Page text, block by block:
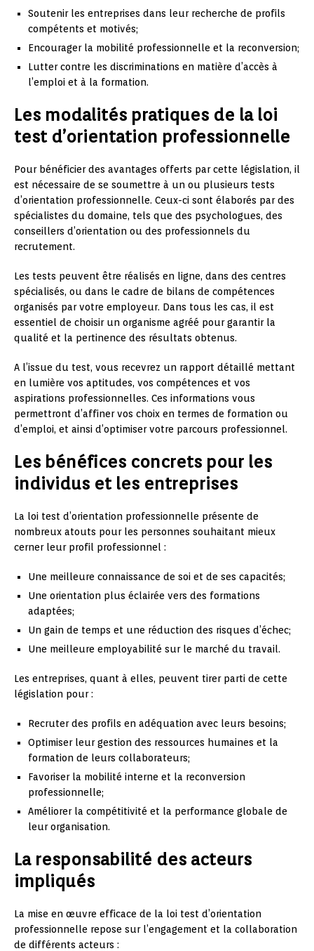
Soutenir les entreprises dans leur recherche de profils
compétents et motivés;
Encourager la mobilité professionnelle et la reconversion;
Lutter contre les discriminations en matière d’accès à
l’emploi et à la formation.
Les modalités pratiques de la loi
test d’orientation professionnelle
Pour bénéficier des avantages offerts par cette législation, il
est nécessaire de se soumettre à un ou plusieurs tests
d’orientation professionnelle. Ceux-ci sont élaborés par des
spécialistes du domaine, tels que des psychologues, des
conseillers d’orientation ou des professionnels du
recrutement.
Les tests peuvent être réalisés en ligne, dans des centres
spécialisés, ou dans le cadre de bilans de compétences
organisés par votre employeur. Dans tous les cas, il est
essentiel de choisir un organisme agréé pour garantir la
qualité et la pertinence des résultats obtenus.
A l’issue du test, vous recevrez un rapport détaillé mettant
en lumière vos aptitudes, vos compétences et vos
aspirations professionnelles. Ces informations vous
permettront d’affiner vos choix en termes de formation ou
d’emploi, et ainsi d’optimiser votre parcours professionnel.
Les bénéfices concrets pour les
individus et les entreprises
La loi test d’orientation professionnelle présente de
nombreux atouts pour les personnes souhaitant mieux
cerner leur profil professionnel :
Une meilleure connaissance de soi et de ses capacités;
Une orientation plus éclairée vers des formations
adaptées;
Un gain de temps et une réduction des risques d’échec;
Une meilleure employabilité sur le marché du travail.
Les entreprises, quant à elles, peuvent tirer parti de cette
législation pour :
Recruter des profils en adéquation avec leurs besoins;
Optimiser leur gestion des ressources humaines et la
formation de leurs collaborateurs;
Favoriser la mobilité interne et la reconversion
professionnelle;
Améliorer la compétitivité et la performance globale de
leur organisation.
La responsabilité des acteurs
impliqués
La mise en œuvre efficace de la loi test d’orientation
professionnelle repose sur l’engagement et la collaboration
de différents acteurs :